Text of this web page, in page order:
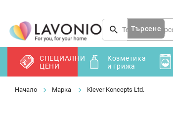
съдържанието
Търсене
СПЕЦИАЛНИ
ЦЕНИ
Козметика
и грижа
Марка Klever Koncepts Ltd.